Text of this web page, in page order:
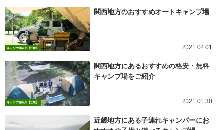
キャンプ場紹介【近畿】
関西地方のおすすめオートキャンプ場
2021.02.01
キャンプ場紹介【近畿】
関西地方にあるおすすめの格安・無料
キャンプ場をご紹介
2021.01.30
近畿地方にある子連れキャンパーにお